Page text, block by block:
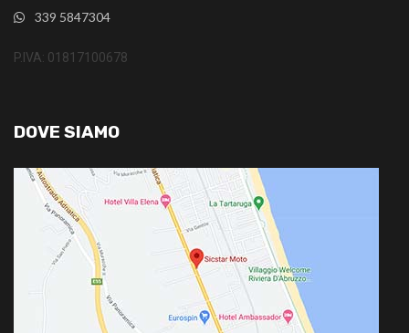
339 5847304
P.IVA: 01817100678
DOVE SIAMO